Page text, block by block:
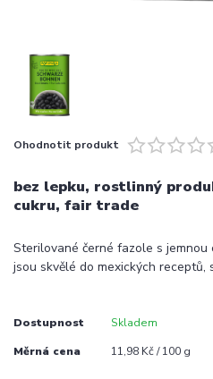
Ohodnotit produkt
bez lepku, rostlinný
cukru, fair trade
Sterilované černé fazole s
jsou skvělé do mexických receptů,
Dostupnost Skladem
Měrná cena 11,98 Kč / 100 g